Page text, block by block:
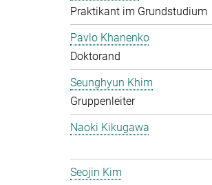
Praktikant im Grundstudium
Pavlo Khanenko
Doktorand
Seunghyun Khim
Gruppenleiter
Naoki Kikugawa
Seojin Kim